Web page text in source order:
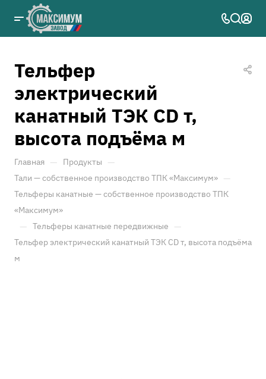
Тельфер
электрический
канатный ТЭК CD т,
высота подъёма м
Главная — Продукты —
Тали — собственное производство ТПК «Максимум» —
Тельферы канатные — собственное производство ТПК
«Максимум»
— Тельферы канатные передвижные —
Тельфер электрический канатный ТЭК CD т, высота подъёма
м